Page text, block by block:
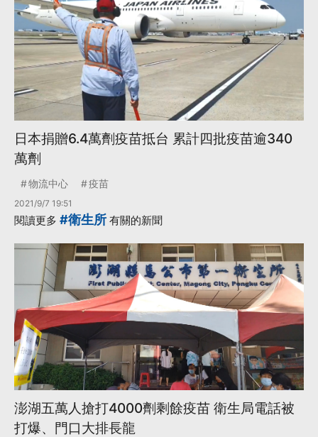
日本捐贈6.4萬劑疫苗抵台 累計四批疫苗逾340
萬劑
物流中心 疫苗
2021/9/7 19:51
閱讀更多 #衛生所 有關的新聞
澎湖五萬人搶打4000劑剩餘疫苗 衛生局電話被
打爆、門口大排長龍